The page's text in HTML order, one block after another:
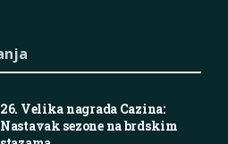
26. Velika nagrada Cazina:
Nastavak sezone na brdskim